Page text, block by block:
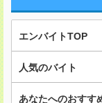
エンバイトTOP
人気のバイト
あなたへのおすす